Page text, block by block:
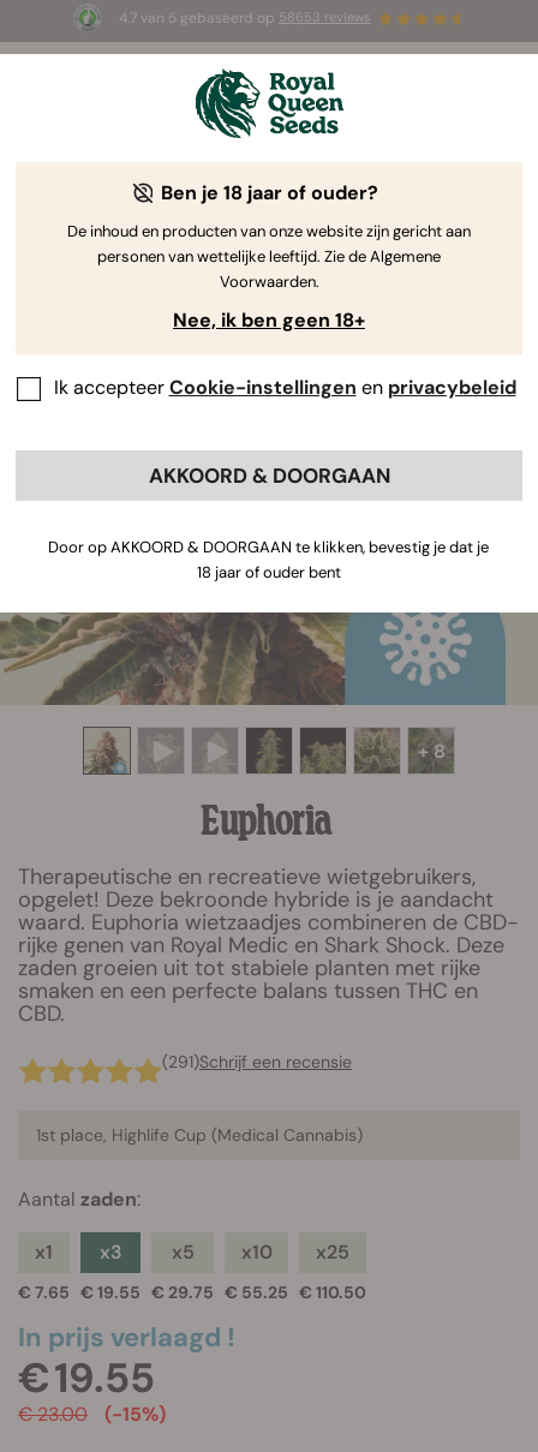
4.7 van 5 gebaseerd op 58653 reviews
☀️ Summer Sales: tot wel 50% korting
op geselecteerde producten! ⏤
+ 8
Euphoria
Therapeutische en recreatieve wietgebruikers,
opgelet! Deze bekroonde hybride is je aandacht
waard. Euphoria wietzaadjes combineren de CBD-
rijke genen van Royal Medic en Shark Shock. Deze
zaden groeien uit tot stabiele planten met rijke
smaken en een perfecte balans tussen THC en
CBD.
(291)Schrijf een recensie
1st place, Highlife Cup (Medical Cannabis)
Aantal zaden:
x1
€ 7.65
x3
€ 19.55
x5
€ 29.75
x10
€ 55.25
x25
€ 110.50
In prijs verlaagd !
€ 19.55
€ 23.00 (-15%)
Ben je 18 jaar of ouder?
De inhoud en producten van onze website zijn gericht aan
personen van wettelijke leeftijd. Zie de Algemene
Voorwaarden.
Nee, ik ben geen 18+
Ik accepteerCookie-instellingen en privacybeleid
AKKOORD & DOORGAAN
Door op AKKOORD & DOORGAAN te klikken, bevestig je dat je
18 jaar of ouder bent